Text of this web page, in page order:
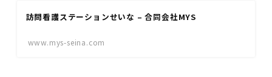
訪問看護ステーションせいな – 合同会社MYS
www.mys-seina.com